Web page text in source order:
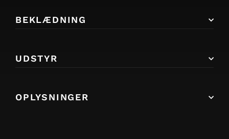
BEKLÆDNING
UDSTYR
OPLYSNINGER